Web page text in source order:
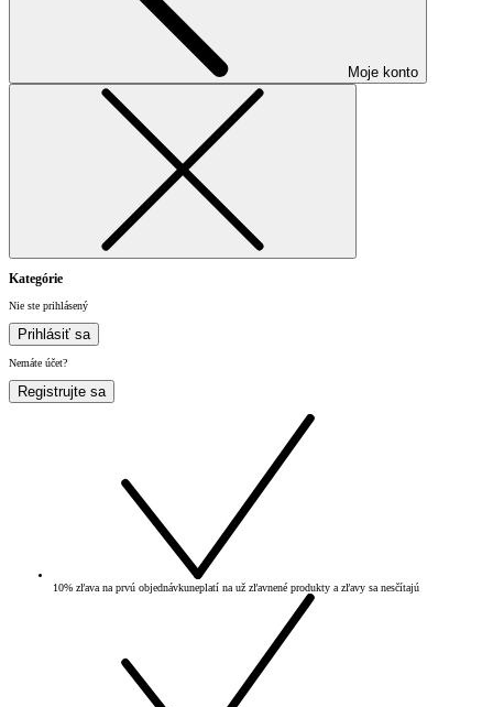
Moje konto
Kategórie
Nie ste prihlásený
Prihlásiť sa
Nemáte účet?
Registrujte sa
10% zľava na prvú objednávkuneplatí na už zľavnené produkty a zľavy sa nesčítajú